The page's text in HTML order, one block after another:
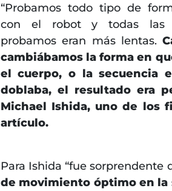
“Probamos todo tipo de
con el robot y todas las
probamos eran más lentas.
cambiábamos la forma en
el cuerpo, o la secuencia
doblaba, el resultado era
Michael Ishida, uno de los
artículo.
Para Ishida “fue sorprendente
de movimiento óptimo en la